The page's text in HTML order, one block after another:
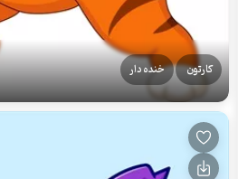
کارتون خنده دار